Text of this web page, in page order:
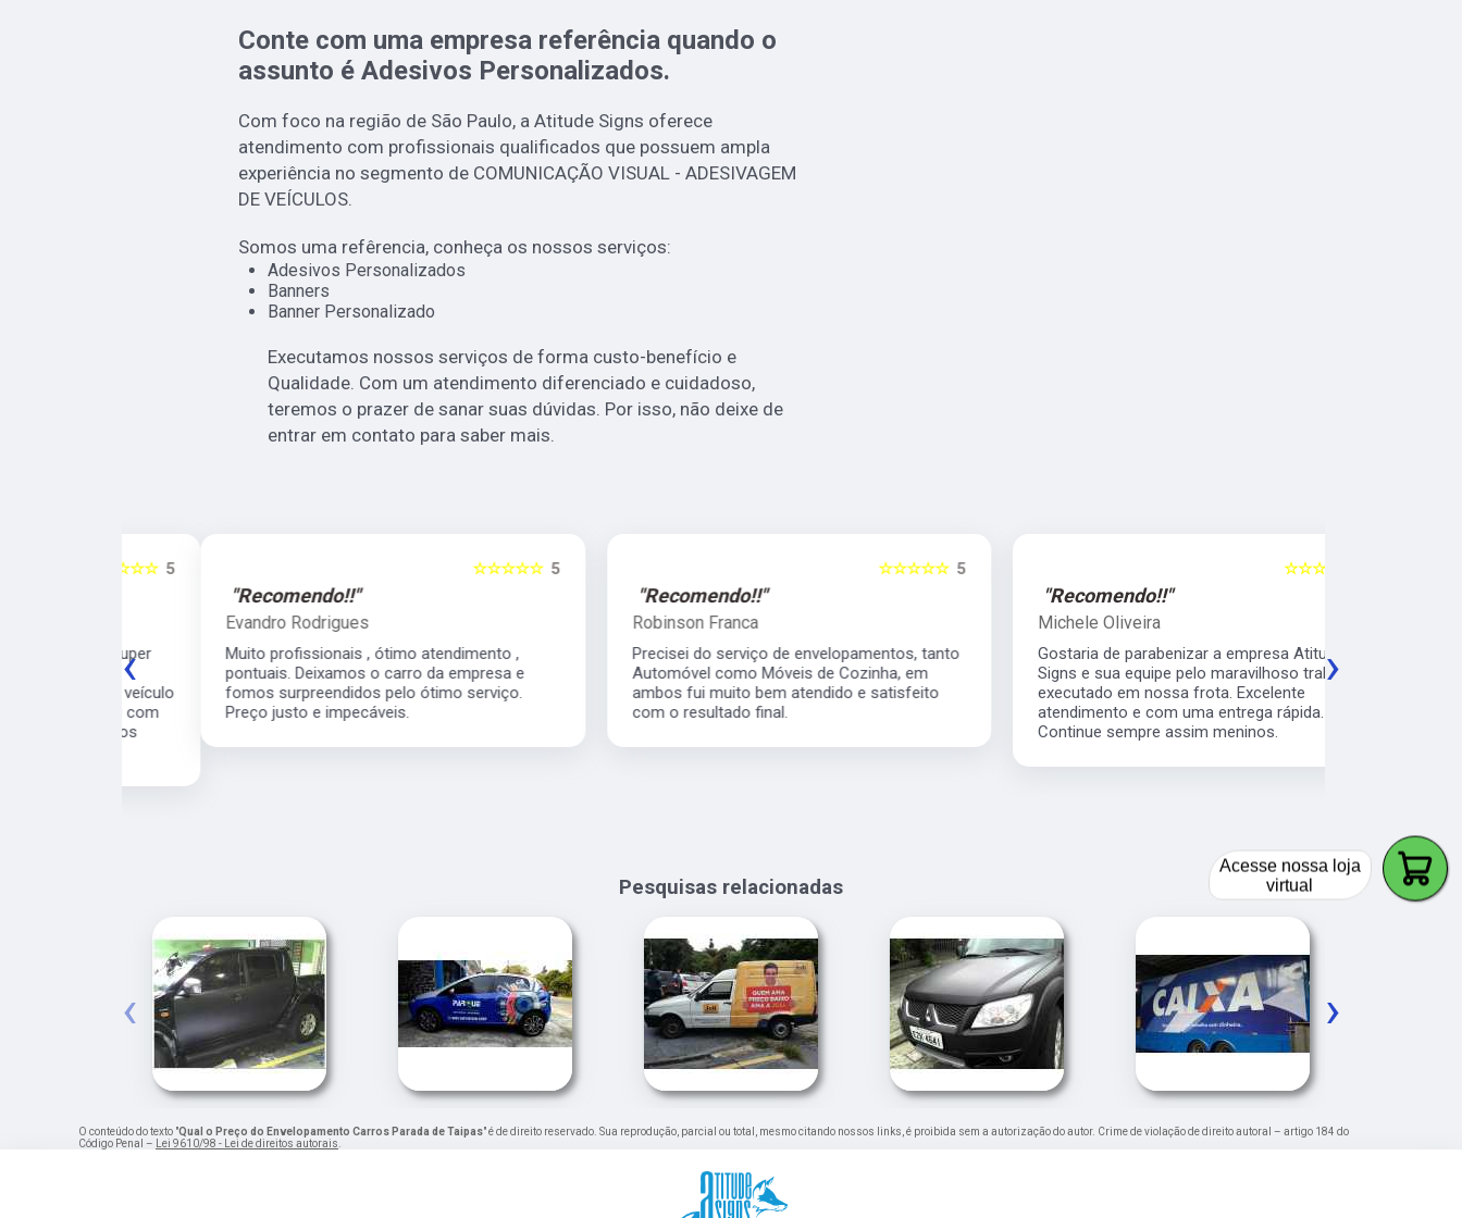
Conte com uma empresa referência quando o
assunto é Adesivos Personalizados.
Com foco na região de São Paulo, a Atitude Signs oferece
atendimento com profissionais qualificados que possuem ampla
experiência no segmento de COMUNICAÇÃO VISUAL - ADESIVAGEM
DE VEÍCULOS.
Somos uma refêrencia, conheça os nossos serviços:
Adesivos Personalizados
Banners
Banner Personalizado
Executamos nossos serviços de forma custo-benefício e
Qualidade. Com um atendimento diferenciado e cuidadoso,
teremos o prazer de sanar suas dúvidas. Por isso, não deixe de
entrar em contato para saber mais.
5
☆☆☆☆☆
"Recomendo!!"
Evandro Rodrigues
Muito profissionais , ótimo atendimento ,
pontuais. Deixamos o carro da empresa e
fomos surpreendidos pelo ótimo serviço.
Preço justo e impecáveis.
5
☆☆☆☆☆
"Recomendo!!"
Robinson Franca
Precisei do serviço de envelopamentos, tanto
Automóvel como Móveis de Cozinha, em
ambos fui muito bem atendido e satisfeito
com o resultado final.
5
☆☆☆☆☆
"Recomendo!!"
Michele Oliveira
Gostaria de parabenizar a empresa Atitude
Signs e sua equipe pelo maravilhoso trabalho
executado em nossa frota. Excelente
atendimento e com uma entrega rápida.
Continue sempre assim meninos.
‹ ›
Pesquisas relacionadas
‹ ›
O conteúdo do texto "Qual o Preço do Envelopamento Carros Parada de Taipas" é de direito reservado. Sua reprodução, parcial ou total, mesmo citando nossos links, é proibida sem a autorização do autor. Crime de violação de direito autoral – artigo 184 do
Código Penal – Lei 9610/98 - Lei de direitos autorais.
Acesse nossa loja
virtual